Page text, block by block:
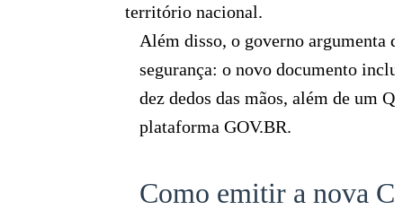
território nacional.
Além disso, o governo argumenta
segurança: o novo documento
dez dedos das mãos, além de um
plataforma GOV.BR.
Como emitir a nova